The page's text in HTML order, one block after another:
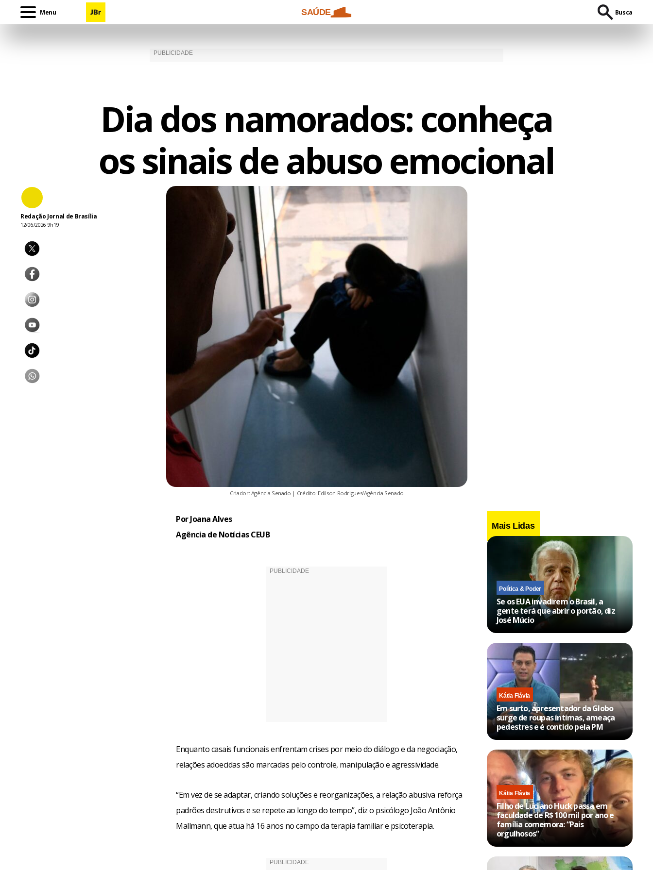
Menu SAÚDE Busca
Dia dos namorados: conheça
os sinais de abuso emocional
Redação Jornal de Brasília
12/06/2026 9h19
Criador: Agência Senado | Crédito: Edilson Rodrigues/Agência Senado
Por Joana Alves
Agência de Notícias CEUB
Enquanto casais funcionais enfrentam crises por meio do diálogo e da negociação,
relações adoecidas são marcadas pelo controle, manipulação e agressividade.
“Em vez de se adaptar, criando soluções e reorganizações, a relação abusiva reforça
padrões destrutivos e se repete ao longo do tempo”, diz o psicólogo João Antônio
Mallmann, que atua há 16 anos no campo da terapia familiar e psicoterapia.
Mais Lidas
Política & Poder
Se os EUA invadirem o Brasil, a
gente terá que abrir o portão, diz
José Múcio
Kátia Flávia
Em surto, apresentador da Globo
surge de roupas íntimas, ameaça
pedestres e é contido pela PM
Kátia Flávia
Filho de Luciano Huck passa em
faculdade de R$ 100 mil por ano e
família comemora: “Pais
orgulhosos”